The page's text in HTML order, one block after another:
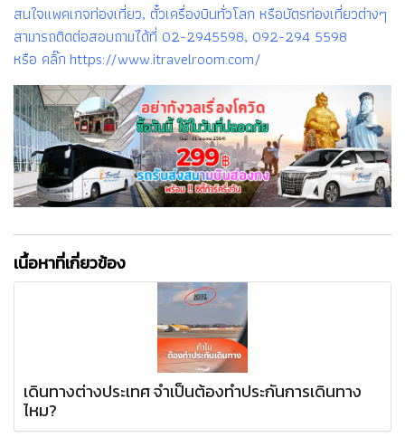
สนใจแพคเกจท่องเที่ยว, ตั๋วเครื่องบินทั่วโลก หรือบัตรท่องเที่ยวต่างๆ
สามารถติดต่อสอบถามได้ที่ 02-2945598, 092-294 5598
หรือ คลิ๊ก https://www.itravelroom.com/
เนื้อหาที่เกี่ยวข้อง
เดินทางต่างประเทศ จำเป็นต้องทำประกันการเดินทาง
ไหม?